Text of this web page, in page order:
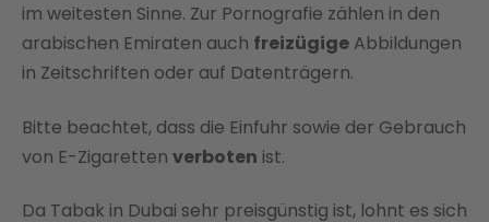
im weitesten Sinne. Zur Pornografie zählen in den
arabischen Emiraten auch freizügige Abbildungen
in Zeitschriften oder auf Datenträgern.
Bitte beachtet, dass die Einfuhr sowie der Gebrauch
von E-Zigaretten verboten ist.
Da Tabak in Dubai sehr preisgünstig ist, lohnt es sich